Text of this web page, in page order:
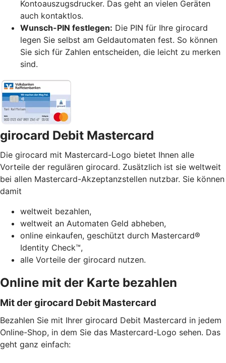
Kontoauszugsdrucker. Das geht an vielen Geräten
auch kontaktlos.
Wunsch-PIN festlegen: Die PIN für Ihre girocard
legen Sie selbst am Geldautomaten fest. So können
Sie sich für Zahlen entscheiden, die leicht zu merken
sind.
girocard Debit Mastercard
Die girocard mit Mastercard-Logo bietet Ihnen alle
Vorteile der regulären girocard. Zusätzlich ist sie weltweit
bei allen Mastercard-Akzeptanzstellen nutzbar. Sie können
damit
weltweit bezahlen,
weltweit an Automaten Geld abheben,
online einkaufen, geschützt durch Mastercard®
Identity Check™,
alle Vorteile der girocard nutzen.
Online mit der Karte bezahlen
Mit der girocard Debit Mastercard
Bezahlen Sie mit Ihrer girocard Debit Mastercard in jedem
Online-Shop, in dem Sie das Mastercard-Logo sehen. Das
geht ganz einfach: